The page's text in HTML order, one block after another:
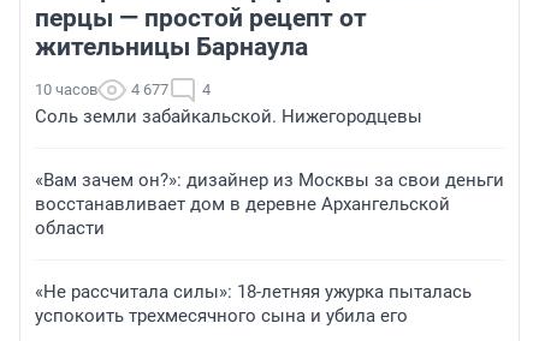
перцы — простой рецепт от
жительницы Барнаула
10 часов 4 677 4
Соль земли забайкальской. Нижегородцевы
«Вам зачем он?»: дизайнер из Москвы за свои деньги
восстанавливает дом в деревне Архангельской
области
«Не рассчитала силы»: 18-летняя ужурка пыталась
успокоить трехмесячного сына и убила его